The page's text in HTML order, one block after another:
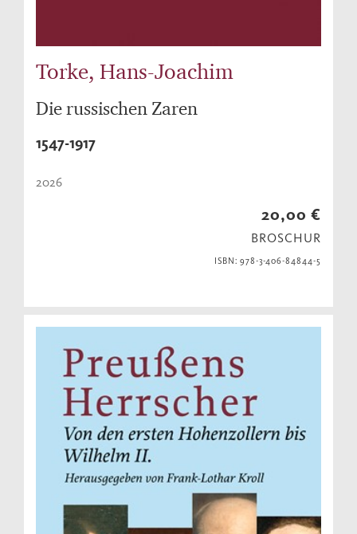
Torke, Hans-Joachim
Die russischen Zaren
1547-1917
2026
20,00 €
BROSCHUR
ISBN: 978-3-406-84844-5